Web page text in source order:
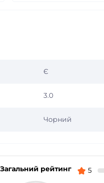
Є
3.0
Чорний
Загальний рейтинг 5